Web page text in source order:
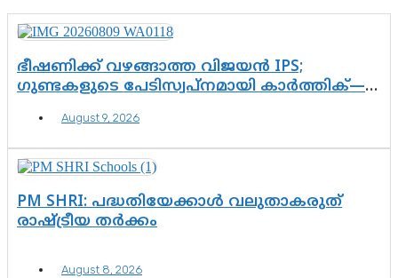
ഭീഷണിക്ക് വഴങ്ങാത്ത വിജയൻ IPS;
ഗുണ്ടകളുടെ പേടിസ്വപ്നമായി കാർത്തിക്—
ഓപ്പറേഷനിൽ ആയങ്കി കുടുങ്ങി!
August 9, 2026
PM SHRI: പദ്ധതിയേക്കാൾ വലുതാകരുത്
രാഷ്ട്രീയ തർക്കം
August 8, 2026